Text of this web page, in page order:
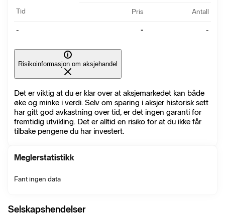
Tid Pris Antall
- - -
Risikoinformasjon om aksjehandel
Det er viktig at du er klar over at aksjemarkedet kan både
øke og minke i verdi. Selv om sparing i aksjer historisk sett
har gitt god avkastning over tid, er det ingen garanti for
fremtidig utvikling. Det er alltid en risiko for at du ikke får
tilbake pengene du har investert.
Meglerstatistikk
Fant ingen data
Selskapshendelser